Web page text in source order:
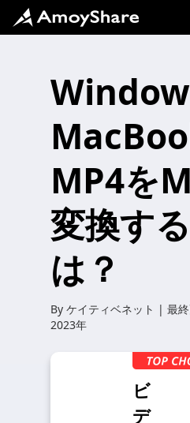
MP4を
変換す
は？
By ケイティベネット | 最終
2023年
ビ
デ